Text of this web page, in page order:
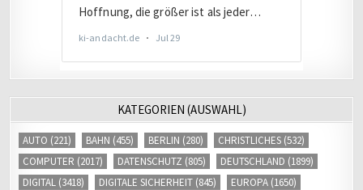
KATEGORIEN (AUSWAHL)
AUTO (221) BAHN (455) BERLIN (280) CHRISTLICHES (532)
COMPUTER (2017) DATENSCHUTZ (805) DEUTSCHLAND (1899)
DIGITAL (3418) DIGITALE SICHERHEIT (845) EUROPA (1650)